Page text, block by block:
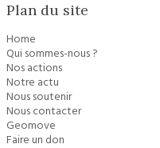
Plan du site
Home
Qui sommes-nous ?
Nos actions
Notre actu
Nous soutenir
Nous contacter
Geomove
Faire un don